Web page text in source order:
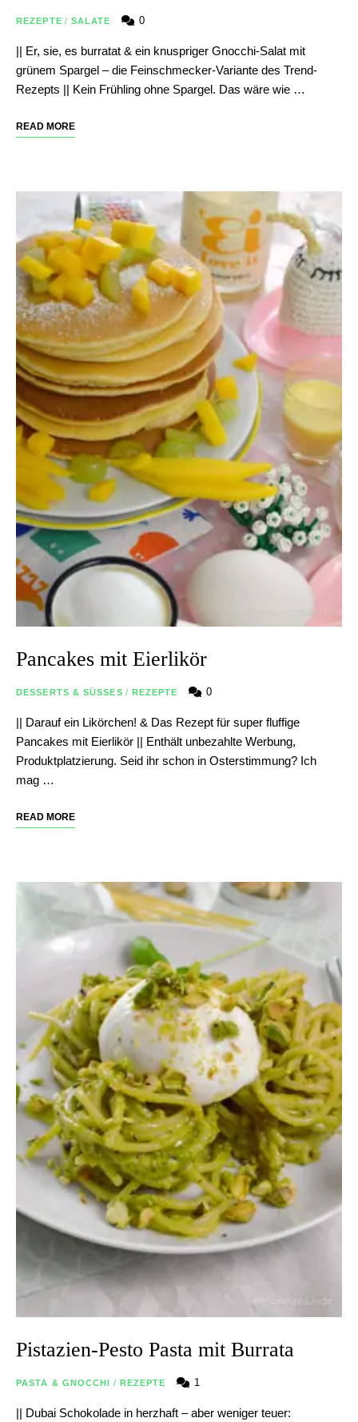
REZEPTE / SALATE 0
|| Er, sie, es burratat & ein knuspriger Gnocchi-Salat mit
grünem Spargel – die Feinschmecker-Variante des Trend-
Rezepts || Kein Frühling ohne Spargel. Das wäre wie …
READ MORE
Pancakes mit Eierlikör
DESSERTS & SÜSSES / REZEPTE 0
|| Darauf ein Likörchen! & Das Rezept für super fluffige
Pancakes mit Eierlikör || Enthält unbezahlte Werbung,
Produktplatzierung. Seid ihr schon in Osterstimmung? Ich
mag …
READ MORE
Pistazien-Pesto Pasta mit Burrata
PASTA & GNOCCHI / REZEPTE 1
|| Dubai Schokolade in herzhaft – aber weniger teuer: